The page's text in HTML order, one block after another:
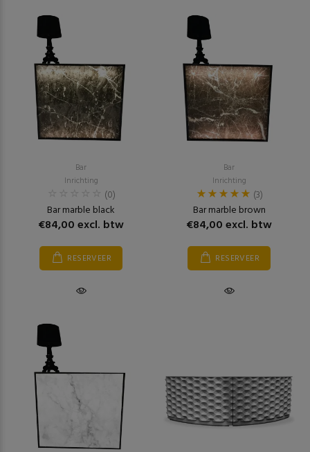
Bar
Inrichting
(0)
Bar marble black
€84,00 excl. btw
RESERVEER
Bar
Inrichting
(3)
Bar marble brown
€84,00 excl. btw
RESERVEER